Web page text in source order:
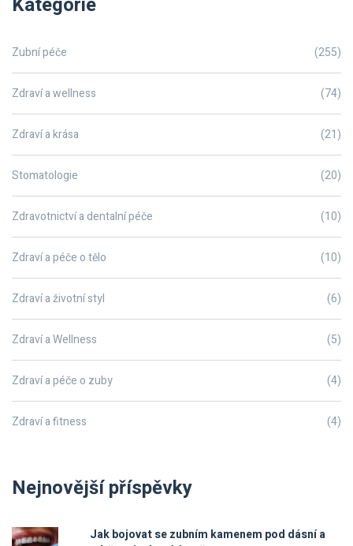
Zubní péče (255)
Zdraví a wellness (74)
Zdraví a krása (21)
Stomatologie (20)
Zdravotnictví a dentalní péče (10)
Zdraví a péče o tělo (10)
Zdraví a životní styl (6)
Zdraví a Wellness (5)
Zdraví a péče o zuby (4)
Zdraví a fitness (4)
Nejnovější příspěvky
Jak bojovat se zubním kamenem pod dásní a